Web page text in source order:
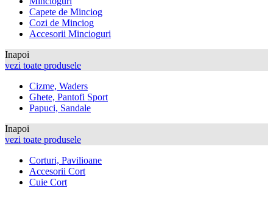
Capete de Minciog
Cozi de Minciog
Accesorii Mincioguri
Inapoi
vezi toate produsele
Cizme, Waders
Ghete, Pantofi Sport
Papuci, Sandale
Inapoi
vezi toate produsele
Corturi, Pavilioane
Accesorii Cort
Cuie Cort